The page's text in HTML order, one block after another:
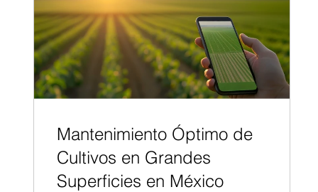
Mantenimiento Óptimo de
Cultivos en Grandes
Superficies en México